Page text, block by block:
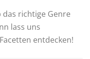
richtige Genre
lass uns
entdecken!